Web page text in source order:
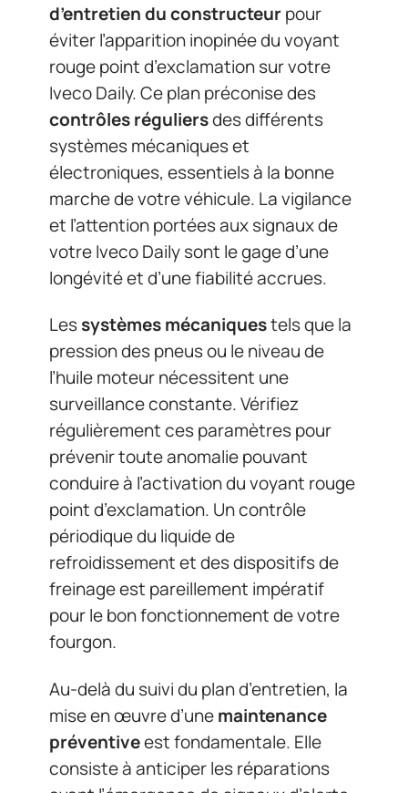
d’entretien du constructeurpour
éviter l’apparition inopinée du voyant
rouge point d’exclamation sur votre
Iveco Daily. Ce plan préconise des
contrôles réguliersdes différents
systèmes mécaniques et
électroniques, essentiels à la bonne
marche de votre véhicule. La vigilance
et l’attention portées aux signaux de
votre Iveco Daily sont le gage d’une
longévité et d’une fiabilité accrues.
Lessystèmes mécaniquestels que la
pression des pneus ou le niveau de
l’huile moteur nécessitent une
surveillance constante. Vérifiez
régulièrement ces paramètres pour
prévenir toute anomalie pouvant
conduire à l’activation du voyant rouge
point d’exclamation. Un contrôle
périodique du liquide de
refroidissement et des dispositifs de
freinage est pareillement impératif
pour le bon fonctionnement de votre
fourgon.
Au-delà du suivi du plan d’entretien, la
mise en œuvre d’unemaintenance
préventiveest fondamentale. Elle
consiste à anticiper les réparations